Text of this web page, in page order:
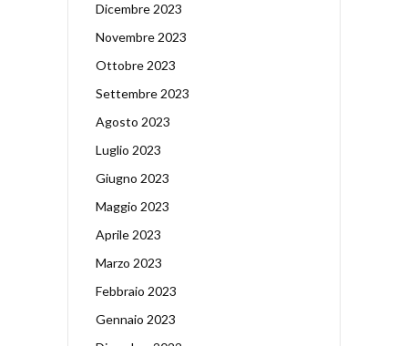
Dicembre 2023
Novembre 2023
Ottobre 2023
Settembre 2023
Agosto 2023
Luglio 2023
Giugno 2023
Maggio 2023
Aprile 2023
Marzo 2023
Febbraio 2023
Gennaio 2023